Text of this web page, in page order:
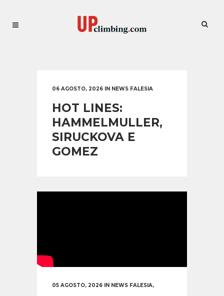
06 AGOSTO, 2026 IN NEWS FALESIA
HOT LINES:
HAMMELMULLER,
SIRUCKOVA E
GOMEZ
05 AGOSTO, 2026 IN NEWS FALESIA,